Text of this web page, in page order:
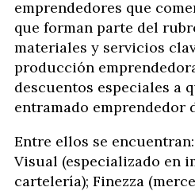
emprendedores que
que forman parte del
materiales y servicios
producción
descuentos especiales a
entramado emprendedor
Entre ellos se
Visual (especializado en
cartelería); Finezza